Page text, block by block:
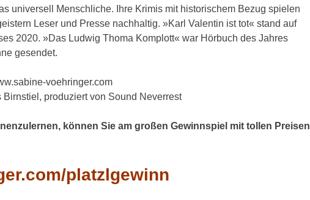
universell Menschliche. Ihre Krimis mit historischem Bezug spielen
Leser und Presse nachhaltig. »Karl Valentin ist tot« stand auf
2020. »Das Ludwig Thoma Komplott« war Hörbuch des Jahres
gesendet.
voehringer.com
produziert von Sound Neverrest
können Sie am großen Gewinnspiel mit tollen Preisen
platzlgewinn